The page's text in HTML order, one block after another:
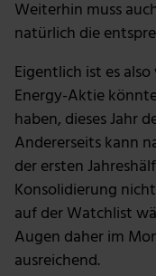
Weiterhin muss
natürlich die
Eigentlich ist es
Energy-Aktie
haben, dieses Jahr
Andererseits kann
der ersten
Konsolidierung
auf der Watchlist
Augen daher im
ausreichend.